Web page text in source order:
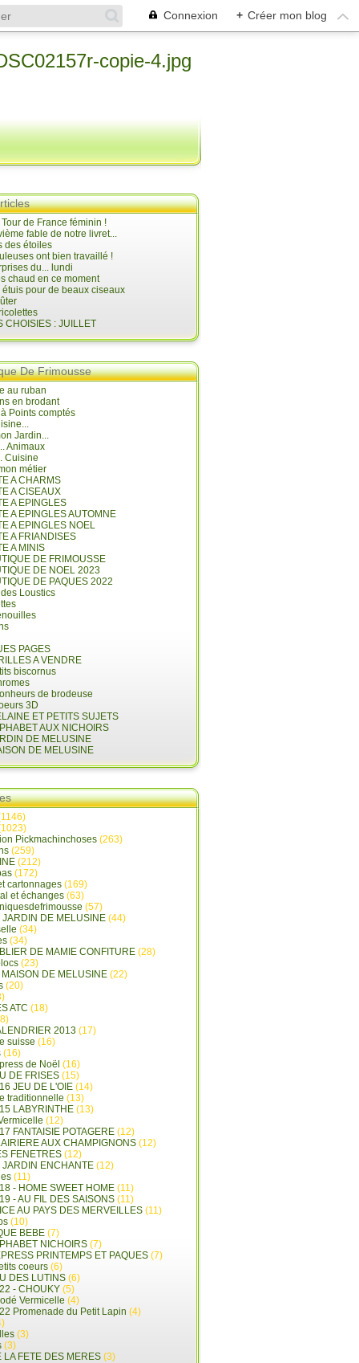
Connexion + Créer mon blog
de France féminin !
fable de notre livret...
des étoiles
ont bien travaillé !
du... lundi
chaud en ce moment
pour de beaux ciseaux
CHOISIES : JUILLET
De Frimousse
au ruban
en brodant
Points comptés
Jardin...
Animaux
Cuisine
métier
A CHARMS
A CISEAUX
A EPINGLES
A EPINGLES AUTOMNE
A EPINGLES NOEL
A FRIANDISES
A MINIS
DE FRIMOUSSE
DE NOEL 2023
DE PAQUES 2022
Loustics
PAGES
A VENDRE
biscornus
de brodeuse
3D
ET PETITS SUJETS
AUX NICHOIRS
DE MELUSINE
DE MELUSINE
Pickmachinchoses (263)
(259)
(212)
(172)
cartonnages (169)
et échanges (63)
(57)
JARDIN DE MELUSINE (44)
(34)
(34)
DE MAMIE CONFITURE (28)
(23)
DE MELUSINE (22)
(20)
ATC (18)
2013 (17)
suisse (16)
(16)
de Noël (16)
DE FRISES (15)
JEU DE L'OIE (14)
traditionnelle (13)
LABYRINTHE (13)
(12)
FANTAISIE POTAGERE (12)
AUX CHAMPIGNONS (12)
FENETRES (12)
JARDIN ENCHANTE (12)
(11)
- HOME SWEET HOME (11)
- AU FIL DES SAISONS (11)
AU PAYS DES MERVEILLES (11)
(10)
BEBE (7)
NICHOIRS (7)
PRINTEMPS ET PAQUES (7)
coeurs (6)
DES LUTINS (6)
- CHOUKY (5)
Vermicelle (4)
Promenade du Petit Lapin (4)
(3)
(3)
LA FETE DES MERES (3)